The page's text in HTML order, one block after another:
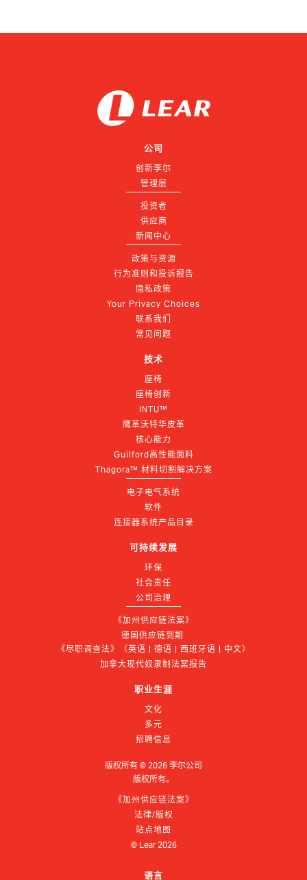
公司
创新李尔
管理层
投资者
供应商
新闻中心
政策与资源
行为准则和投诉报告
隐私政策
Your Privacy Choices
联系我们
常见问题
技术
座椅
座椅创新
INTU™
鹰革沃特华皮革
核心能力
Guilford高性能面料
Thagora™ 材料切割解决方案
电子电气系统
软件
连接器系统产品目录
可持续发展
环保
社会责任
公司治理
《加州供应链法案》
德国供应链到期
《尽职调查法》（英语 | 德语 | 西班牙语 | 中文）
加拿大现代奴隶制法案报告
职业生涯
文化
多元
招聘信息
版权所有 © 2026 李尔公司
版权所有。
《加州供应链法案》
法律/版权
站点地图
© Lear 2026
语言